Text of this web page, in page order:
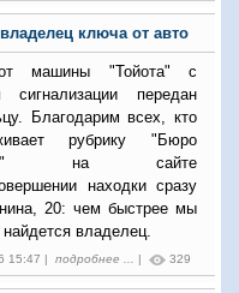
ключа от авто
машины "Тойота" с
сигнализации передан
Благодарим всех, кто
рубрику "Бюро
на сайте
находки сразу
20: чем быстрее мы
владелец.
15:47 | подробнее ... | 329